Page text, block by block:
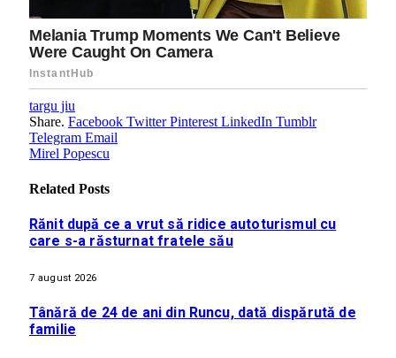
targu jiu
Share. Facebook Twitter Pinterest LinkedIn Tumblr
Telegram Email
Mirel Popescu
Related Posts
Rănit după ce a vrut să ridice autoturismul cu
care s-a răsturnat fratele său
7 august 2026
Tânără de 24 de ani din Runcu, dată dispărută de
familie